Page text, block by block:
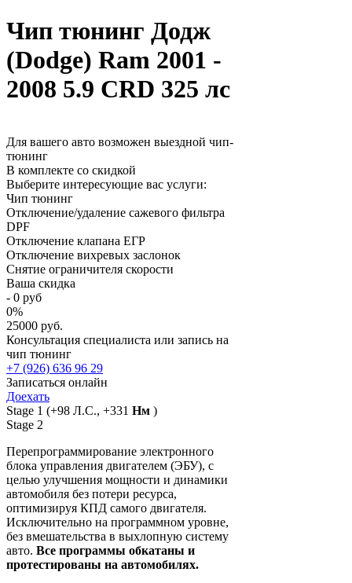
Чип тюнинг Додж
(Dodge) Ram 2001 -
2008 5.9 CRD 325 лс
Для вашего авто возможен выездной чип-
тюнинг
В комплекте со скидкой
Выберите интересующие вас услуги:
Чип тюнинг
Отключение/удаление сажевого фильтра
DPF
Отключение клапана ЕГР
Отключение вихревых заслонок
Снятие ограничителя скорости
Ваша скидка
- 0 руб
0%
25000 руб.
Консультация специалиста или запись на
чип тюнинг
+7 (926) 636 96 29
Записаться онлайн
Доехать
Stage 1 (+98 Л.С., +331 Нм )
Stage 2
Перепрограммирование электронного
блока управления двигателем (ЭБУ), с
целью улучшения мощности и динамики
автомобиля без потери ресурса,
оптимизируя КПД самого двигателя.
Исключительно на программном уровне,
без вмешательства в выхлопную систему
авто. Все программы обкатаны и
протестированы на автомобилях.